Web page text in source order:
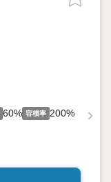
60% 容積率 200%